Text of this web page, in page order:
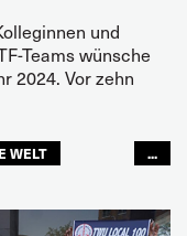
und
Teams wünsche
2024. Vor zehn
WELT
...